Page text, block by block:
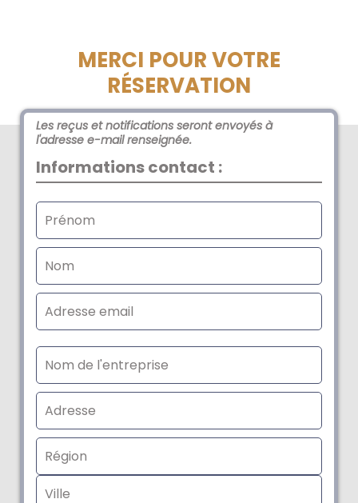
MERCI POUR VOTRE
RÉSERVATION
Les reçus et notifications seront envoyés à
l'adresse e-mail renseignée.
Informations contact :